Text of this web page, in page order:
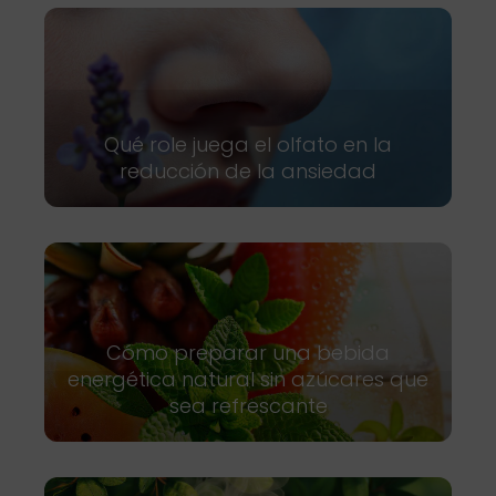
Qué role juega el olfato en la
reducción de la ansiedad
Cómo preparar una bebida
energética natural sin azúcares que
sea refrescante